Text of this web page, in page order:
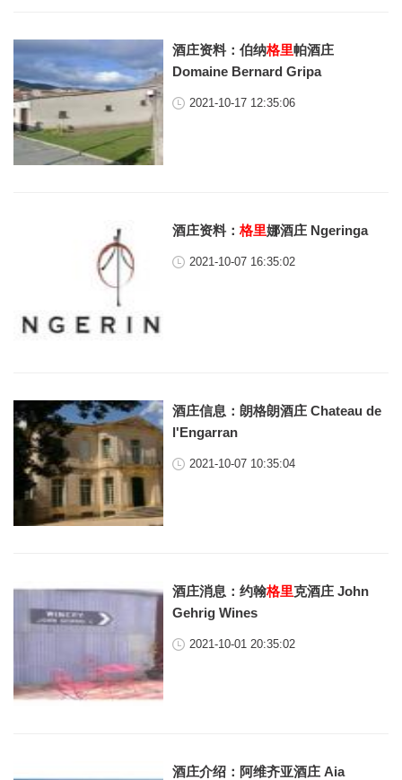
酒庄资料：伯纳格里帕酒庄
Domaine Bernard Gripa
2021-10-17 12:35:06
酒庄资料：格里娜酒庄 Ngeringa
2021-10-07 16:35:02
酒庄信息：朗格朗酒庄 Chateau de
l'Engarran
2021-10-07 10:35:04
酒庄消息：约翰格里克酒庄 John
Gehrig Wines
2021-10-01 20:35:02
酒庄介绍：阿维齐亚酒庄 Aia